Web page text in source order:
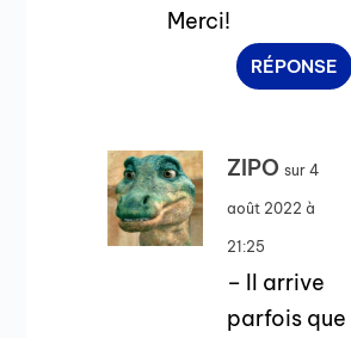
Merci!
RÉPONSE
ZIPO sur 4
août 2022 à
21:25
– Il arrive
parfois que